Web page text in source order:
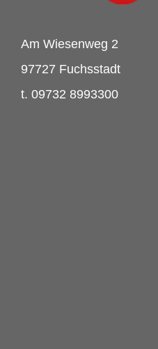
Am Wiesenweg 2
97727 Fuchsstadt
t. 09732 8993300